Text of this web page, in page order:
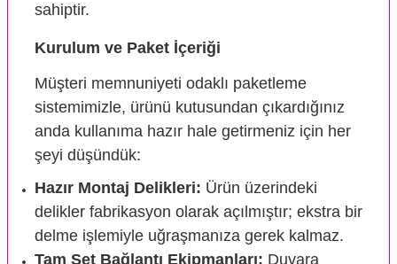
sahiptir.
Kurulum ve Paket İçeriği
Müşteri memnuniyeti odaklı paketleme
sistemimizle, ürünü kutusundan çıkardığınız
anda kullanıma hazır hale getirmeniz için her
şeyi düşündük:
Hazır Montaj Delikleri: Ürün üzerindeki
delikler fabrikasyon olarak açılmıştır; ekstra bir
delme işlemiyle uğraşmanıza gerek kalmaz.
Tam Set Bağlantı Ekipmanları: Duvara